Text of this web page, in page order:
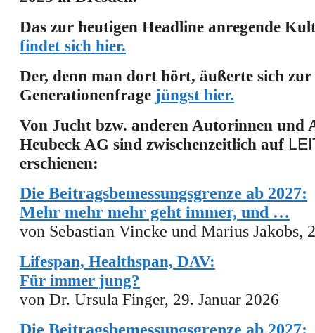
Das zur heutigen Headline anregende
findet sich hier.
Der, denn man dort hört, äußerte sich zur
Generationenfrage jüngst hier.
Von Jucht bzw. anderen Autorinnen und
Heubeck AG sind zwischenzeitlich auf
erschienen:
Die Beitragsbemessungsgrenze ab 2027:
Mehr mehr mehr geht immer, und …
von Sebastian Vincke und Marius Jakobs,
Lifespan, Healthspan, DAV:
Für immer jung?
von Dr. Ursula Finger, 29. Januar 2026